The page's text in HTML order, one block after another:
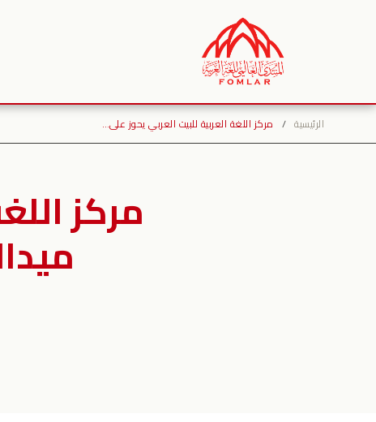
الرئيسية / مركز اللغة العربية للبيت العربي يحوز على…
مركز